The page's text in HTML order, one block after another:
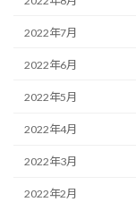
2022年7月
2022年6月
2022年5月
2022年4月
2022年3月
2022年2月